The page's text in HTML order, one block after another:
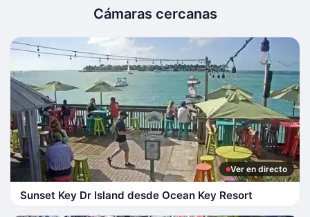
Cámaras cercanas
Ver en directo
Sunset Key Dr Island desde Ocean Key Resort